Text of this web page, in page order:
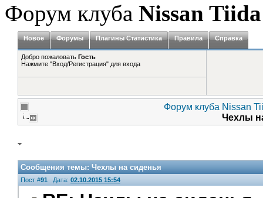
Форум клуба Nissan Tiida
Новое Форумы Плагины Статистика Правила Справка
Добро пожаловать Гость
Нажмите "Вход/Регистрация" для входа
Форум клуба Nissan
Чехлы
Сообщения темы:Чехлы на сиденья
Пост #91 Дата: 02.10.2015 15:54